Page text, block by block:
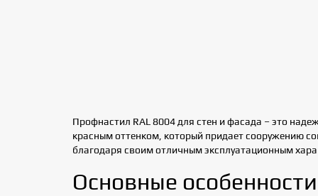
Профнастил RAL 8004 для стен и фасада – это
красным оттенком, который придает сооружению
благодаря своим отличным эксплуатационным
Основные